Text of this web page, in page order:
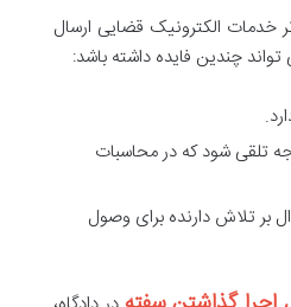
خدمات الکترونیک قضایی ارسال
چندین فایده داشته باشد:
تلقی شود که در محاسبات
بر تلاش دارنده برای وصول